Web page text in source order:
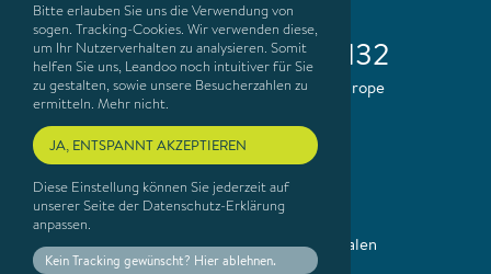
Bitte erlauben Sie uns die Verwendung von
sogen. Tracking-Cookies. Wir verwenden diese,
um Ihr Nutzerverhalten zu analysieren. Somit
helfen Sie uns, Leandoo noch intuitiver für Sie
zu gestalten, sowie unsere Besucherzahlen zu
ermitteln. Mehr nicht.
JA, ENTSPANNT AKZEPTIEREN
Diese Einstellung können Sie jederzeit auf
unserer Seite der Datenschutz-Erklärung
anpassen.
Kein Tracking gewünscht? Hier ablehnen.
info@leandoo.com
+49 (0) 30 120 18 132
Manufactured with in Berlin/Europe
Anschrift
Leandoo Kita Software
Enigheimer Weg 12
59590 Geseke/Nordrhein-Westfalen
Kontakt aufnehmen